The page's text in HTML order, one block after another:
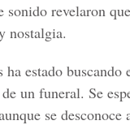
sonido revelaron
nostalgia.
ha estado buscando
un funeral. Se
se desconoce